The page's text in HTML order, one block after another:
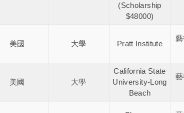
(Scholarship
$48000)
美國 大學 Pratt Institute
美國 大學
California State
University-Long
Beach